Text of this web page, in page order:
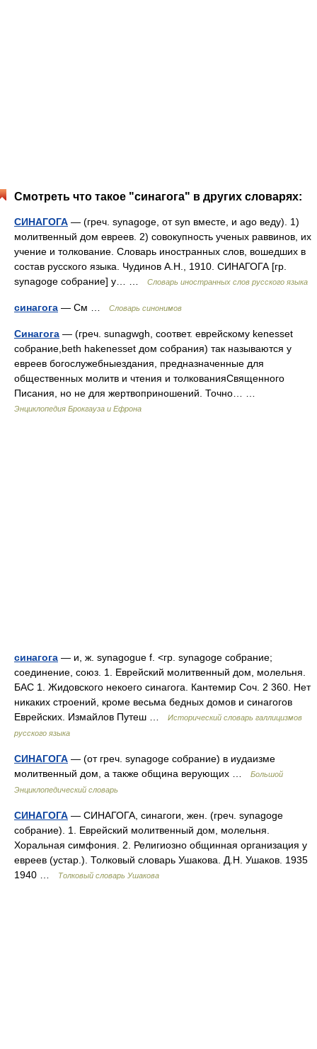
Смотреть что такое "синагога" в других словарях:
СИНАГОГА — (греч. synagoge, от syn вместе, и ago веду). 1)
молитвенный дом евреев. 2) совокупность ученых раввинов, их
учение и толкование. Словарь иностранных слов, вошедших в
состав русского языка. Чудинов А.Н., 1910. СИНАГОГА [гр.
synagoge собрание] у… …
Словарь иностранных слов русского языка
синагога — См … Словарь синонимов
Синагога — (греч. sunagwgh, соответ. еврейскому kenesset
собрание,beth hakenesset дом собрания) так называются у
евреев богослужебныездания, предназначенные для
общественных молитв и чтения и толкованияСвященного
Писания, но не для жертвоприношений. Точно… …
Энциклопедия Брокгауза и Ефрона
синагога — и, ж. synagogue f. <гр. synagoge собрание;
соединение, союз. 1. Еврейский молитвенный дом, молельня.
БАС 1. Жидовского некоего синагога. Кантемир Соч. 2 360. Нет
никаких строений, кроме весьма бедных домов и синагогов
Еврейских. Измайлов Путеш …
Исторический словарь галлицизмов
русского языка
СИНАГОГА — (от греч. synagoge собрание) в иудаизме
молитвенный дом, а также община верующих …
Большой
Энциклопедический словарь
СИНАГОГА — СИНАГОГА, синагоги, жен. (греч. synagoge
собрание). 1. Еврейский молитвенный дом, молельня.
Хоральная симфония. 2. Религиозно общинная организация у
евреев (устар.). Толковый словарь Ушакова. Д.Н. Ушаков. 1935
1940 …
Толковый словарь Ушакова